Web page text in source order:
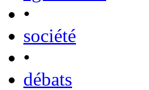
•
société
•
débats